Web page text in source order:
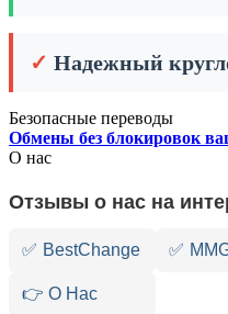
✓ Надежный
Безопасные переводы
Обмены без блокировок
О нас
Отзывы о нас на
✅ BestChange ✅
👉 О Нас